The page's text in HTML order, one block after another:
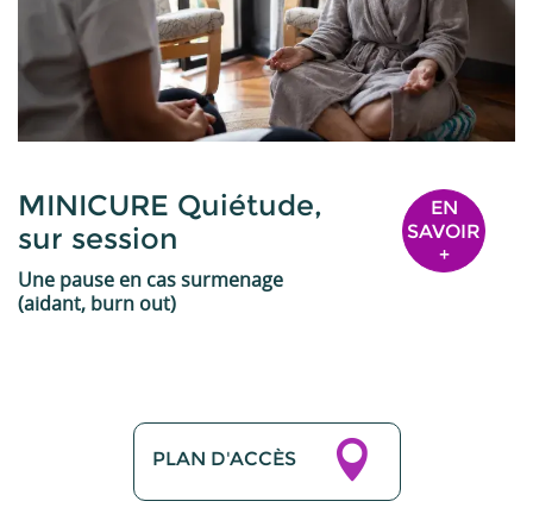
MINICURE Quiétude,
sur session
Une pause en cas surmenage
(aidant, burn out)
EN
SAVOIR
+
PLAN D'ACCÈS